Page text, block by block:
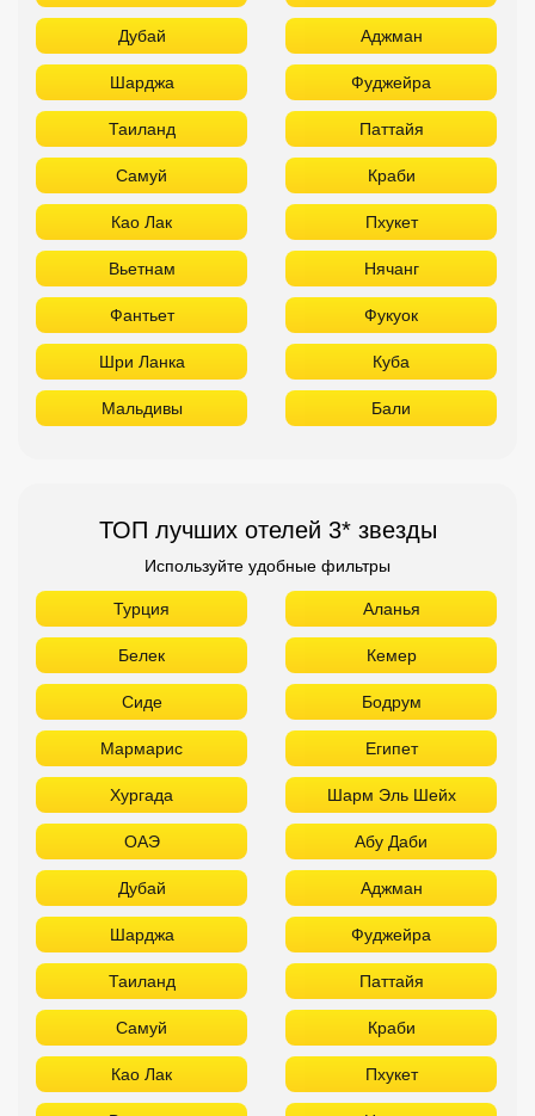
Дубай Аджман
Шарджа Фуджейра
Таиланд Паттайя
Самуй Краби
Као Лак Пхукет
Вьетнам Нячанг
Фантьет Фукуок
Шри Ланка Куба
Мальдивы Бали
ТОП лучших отелей 3* звезды
Используйте удобные фильтры
Турция Аланья
Белек Кемер
Сиде Бодрум
Мармарис Египет
Хургада Шарм Эль Шейх
ОАЭ Абу Даби
Дубай Аджман
Шарджа Фуджейра
Таиланд Паттайя
Самуй Краби
Као Лак Пхукет